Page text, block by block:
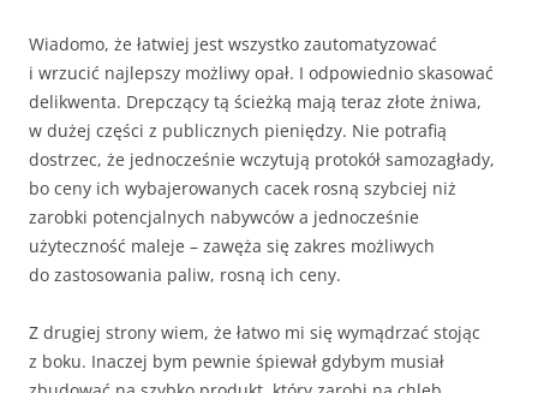
Wiadomo, że łatwiej jest wszystko zautomatyzować
i wrzucić najlepszy możliwy opał. I odpowiednio skasować
delikwenta. Drepczący tą ścieżką mają teraz złote żniwa,
w dużej części z publicznych pieniędzy. Nie potrafią
dostrzec, że jednocześnie wczytują protokół samozagłady,
bo ceny ich wybajerowanych cacek rosną szybciej niż
zarobki potencjalnych nabywców a jednocześnie
użyteczność maleje – zawęża się zakres możliwych
do zastosowania paliw, rosną ich ceny.
Z drugiej strony wiem, że łatwo mi się wymądrzać stojąc
z boku. Inaczej bym pewnie śpiewał gdybym musiał